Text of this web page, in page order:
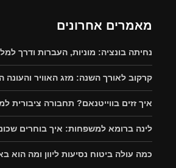
מאמרים אחרונים
נחיתה בונציה: מוניות, העברות ודרך
קרקוב לאורך השנה: מזג האוויר
איך זזים בווייטנאם? תחבורה ציבורית
לינה ברומא למשפחות: איך בוחרים
כמה עולה ביטוח נסיעות ליוון ומה הוא